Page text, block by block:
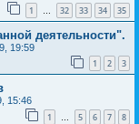
1 … 32 33 34 35
деятельности".
19:59
1 2 3
15:46
1 … 5 6 7 8